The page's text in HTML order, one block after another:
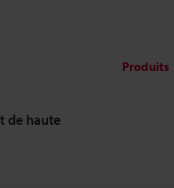
Produits
de haute